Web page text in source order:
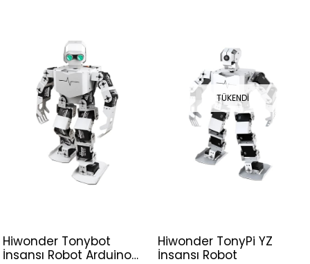
Hiwonder Tonybot
İnsansı Robot Arduino
TÜKENDI
Hiwonder TonyPi YZ
İnsansı Robot